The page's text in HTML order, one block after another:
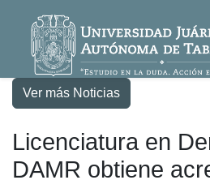
Ver más Noticias
Licenciatura en
DAMR obtiene